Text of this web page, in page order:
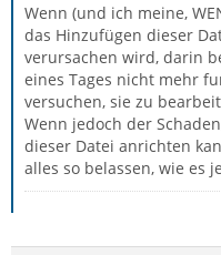
Wenn (und ich meine,
das Hinzufügen dieser
verursachen wird, darin
eines Tages nicht mehr
versuchen, sie zu
Wenn jedoch der
dieser Datei anrichten
alles so belassen, wie es